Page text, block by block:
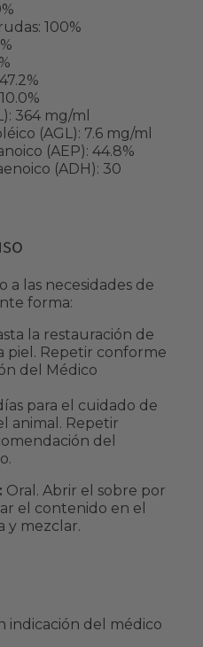
100%
364 mg/ml
(AGL): 7.6 mg/ml
(AEP): 44.8%
(ADH): 30
a las necesidades de
forma:
la restauración de
piel. Repetir conforme
del Médico
para el cuidado de
animal. Repetir
del
Oral. Abrir el sobre por
el contenido en el
y mezclar.
indicación del médico